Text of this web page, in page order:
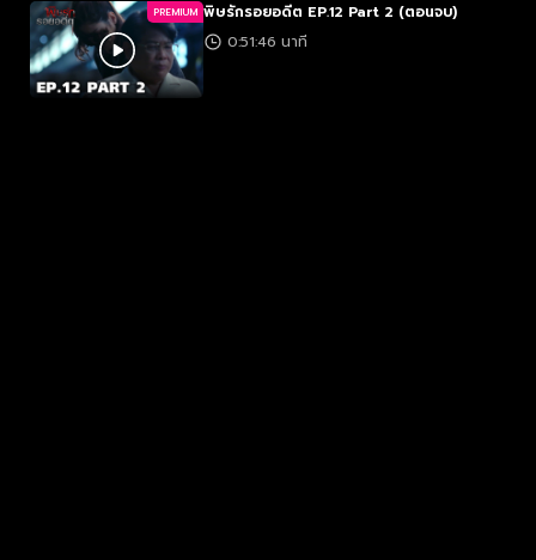
PREMIUM พิษรักรอยอดีต EP.12 Part 2 (ตอนจบ)
0:51:46 นาที